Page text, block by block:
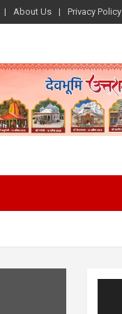
About Us Privacy Policy